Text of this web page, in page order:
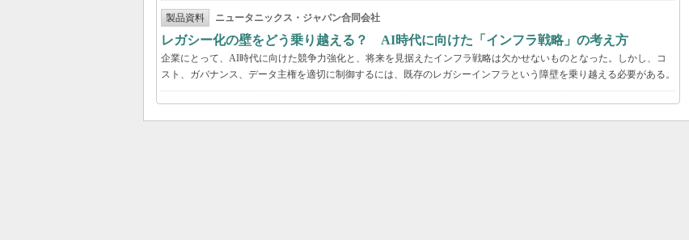
製品資料 ニュータニックス・ジャパン合同会社
レガシー化の壁をどう乗り越える？ AI時代に向けた「インフラ戦略」の考え方
企業にとって、AI時代に向けた競争力強化と、将来を見据えたインフラ戦略は欠かせないものとなった。しかし、コ
スト、ガバナンス、データ主権を適切に制御するには、既存のレガシーインフラという障壁を乗り越える必要がある。